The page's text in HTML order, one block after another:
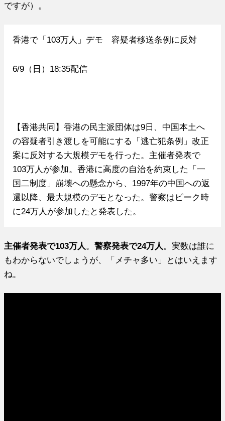
ですが）。
香港で「103万人」デモ 容疑者移送条例に反対
6/9（日）18:35配信
【香港共同】香港の民主派団体は9日、中国本土へ
の容疑者引き渡しを可能にする「逃亡犯条例」改正
案に反対する大規模デモを行った。主催者発表で
103万人が参加。香港に高度の自治を約束した「一
国二制度」崩壊への懸念から、1997年の中国への返
還以降、最大規模のデモとなった。警察はピーク時
に24万人が参加したと発表した。
主催者発表で103万人 。警察発表で24万人 。実数は誰に
もわからないでしょうが、「メチャ多い」とはいえます
ね。